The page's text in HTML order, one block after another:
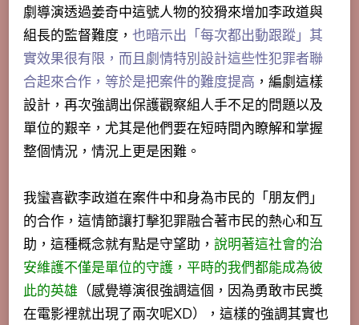
劇導演透過姜奇中這號人物的狡猾來增加李政道與
組長的監督難度， 也暗示出「每次都出動跟蹤」其
實效果很有限，而且劇情特別設計這些性犯罪者聯
合起來合作，等於是把案件的難度提高 ，編劇這樣
設計，再次強調出保護觀察組人手不足的問題以及
單位的艱辛，尤其是他們要在短時間內瞭解和掌握
整個情況，情況上更是困難。
我蠻喜歡李政道在案件中和身為市民的「朋友們」
的合作， 這情節讓打擊犯罪融合著市民的熱心和互
助，這種概念就有點是守望助 ， 說明著這社會的治
安維護不僅是單位的守護，平時的我們都能成為彼
此的英雄 （感覺導演很強調這個，因為勇敢市民獎
在電影裡就出現了兩次呢XD），這樣的強調其實也